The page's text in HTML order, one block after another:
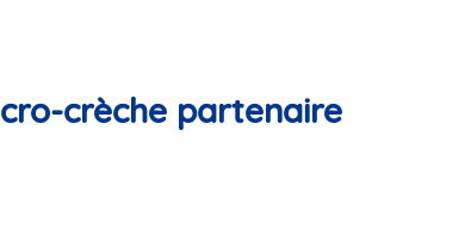
crèche partenaire